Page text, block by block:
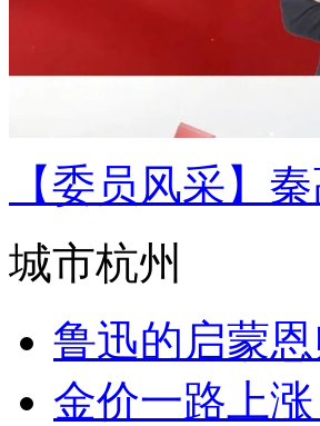
【委员风采】
城市杭州
鲁迅的启蒙
金价一路上